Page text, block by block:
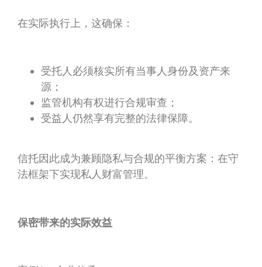
在实际执行上，这确保：
受托人必须核实所有当事人身份及资产来
源；
监管机构有权进行合规审查；
受益人仍然享有完整的法律保障。
信托因此成为兼顾隐私与合规的平衡方案：在守
法框架下实现私人财富管理。
保密带来的实际效益